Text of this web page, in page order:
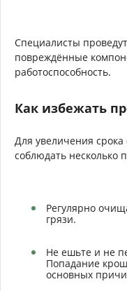
Специалисты
повреждённые
работоспособность.
Как избежать
Для увеличения
соблюдать несколько
Регулярно
грязи.
Не ешьте и не
Попадание
основных